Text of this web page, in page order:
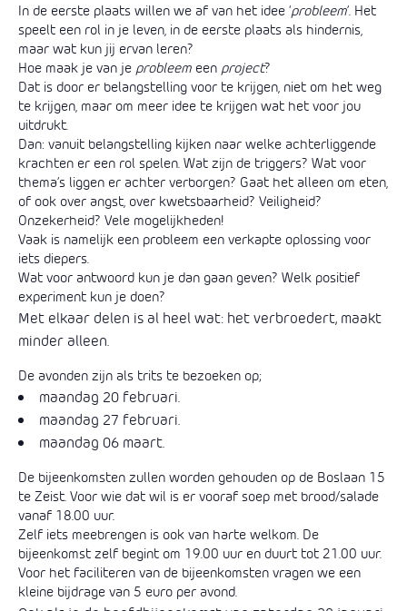
In de eerste plaats willen we af van het idee ‘probleem’. Het
speelt een rol in je leven, in de eerste plaats als hindernis,
maar wat kun jij ervan leren?
Hoe maak je van je probleem een project?
Dat is door er belangstelling voor te krijgen, niet om het weg
te krijgen, maar om meer idee te krijgen wat het voor jou
uitdrukt.
Dan: vanuit belangstelling kijken naar welke achterliggende
krachten er een rol spelen. Wat zijn de triggers? Wat voor
thema’s liggen er achter verborgen? Gaat het alleen om eten,
of ook over angst, over kwetsbaarheid? Veiligheid?
Onzekerheid? Vele mogelijkheden!
Vaak is namelijk een probleem een verkapte oplossing voor
iets diepers.
Wat voor antwoord kun je dan gaan geven? Welk positief
experiment kun je doen?
Met elkaar delen is al heel wat: het verbroedert, maakt
minder alleen.
De avonden zijn als trits te bezoeken op;
maandag 20 februari.
maandag 27 februari.
maandag 06 maart.
De bijeenkomsten zullen worden gehouden op de Boslaan 15
te Zeist. Voor wie dat wil is er vooraf soep met brood/salade
vanaf 18.00 uur.
Zelf iets meebrengen is ook van harte welkom. De
bijeenkomst zelf begint om 19.00 uur en duurt tot 21.00 uur.
Voor het faciliteren van de bijeenkomsten vragen we een
kleine bijdrage van 5 euro per avond.